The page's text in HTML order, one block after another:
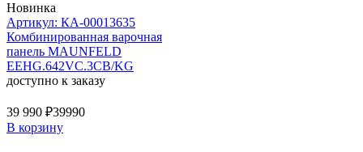
Новинка
Артикул: КА-00013635
Комбинированная варочная
панель MAUNFELD
EEHG.642VC.3CB/KG
доступно к заказу
39 990 ₽39990
В корзину